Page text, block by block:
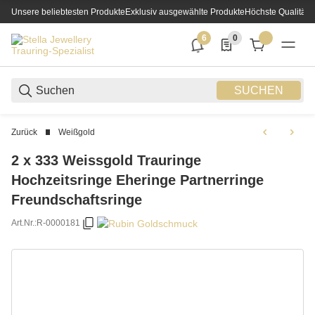
Unsere beliebtesten ProdukteExklusiv ausgewählte ProdukteHöchste Qualität
SUCHEN
6
6 neue Notifizierungen
0
0 Produkte in der
Zurück Weißgold
2 x 333 Weissgold Trauringe
Hochzeitsringe Eheringe Partnerringe
Freundschaftsringe
Art.Nr.:R-0000181